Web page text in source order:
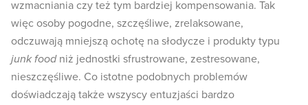
wzmacniania czy też tym bardziej kompensowania. Tak
więc osoby pogodne, szczęśliwe, zrelaksowane,
odczuwają mniejszą ochotę na słodycze i produkty typu
junk food niż jednostki sfrustrowane, zestresowane,
nieszczęśliwe. Co istotne podobnych problemów
doświadczają także wszyscy entuzjaści bardzo